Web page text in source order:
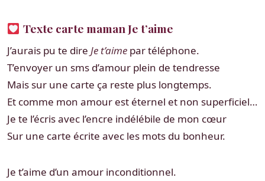
Texte carte maman Je t’aime
J’aurais pu te dire Je t’aime par téléphone.
T’envoyer un sms d’amour plein de tendresse
Mais sur une carte ça reste plus longtemps.
Et comme mon amour est éternel et non superficiel…
Je te l’écris avec l’encre indélébile de mon cœur
Sur une carte écrite avec les mots du bonheur.
Je t’aime d’un amour inconditionnel.